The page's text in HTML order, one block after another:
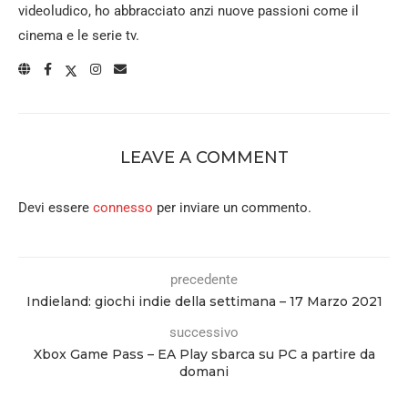
videoludico, ho abbracciato anzi nuove passioni come il
cinema e le serie tv.
LEAVE A COMMENT
Devi essere connesso per inviare un commento.
precedente
Indieland: giochi indie della settimana – 17 Marzo 2021
successivo
Xbox Game Pass – EA Play sbarca su PC a partire da
domani